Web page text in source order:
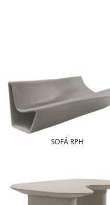
SOFÁ RPH